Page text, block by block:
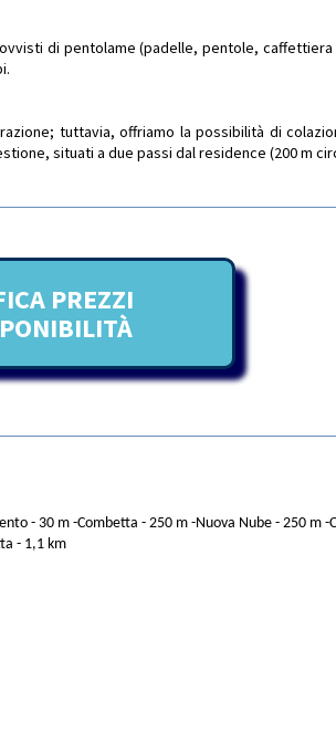
di pentolame (padelle, pentole,
tuttavia, offriamo la possibilità di
situati a due passi dal residence (200 m
PREZZI
- 30 m -Combetta - 250 m -Nuova Nube - 250 m -
- 1,1 km